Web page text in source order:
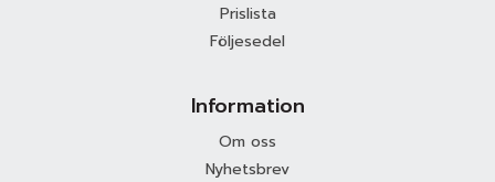
Prislista
Följesedel
Information
Om oss
Nyhetsbrev